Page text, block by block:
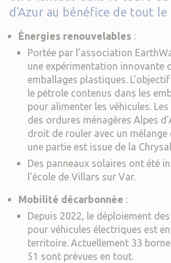
d'Azur au bénéfice de tout
Énergies renouvelables :
Portée par l'association
une expérimentation innovante
emballages plastiques.
le pétrole contenus dans les
pour alimenter les véhicules.
des ordures ménagères Alpes
droit de rouler avec un
une partie est issue de la
Des panneaux solaires ont été
l'école de Villars sur Var.
Mobilité décarbonnée :
Depuis 2022, le déploiement
pour véhicules électriques est
territoire. Actuellement 33
51 sont prévues en tout.